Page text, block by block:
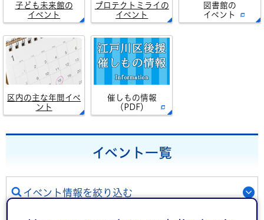
子ども未来館の
イベント
プロテクトミライの
イベント
図書館の
イベント
区内の主な年間イベ
ント
催しもの情報
（PDF）
イベント一覧
イベント情報を絞り込む